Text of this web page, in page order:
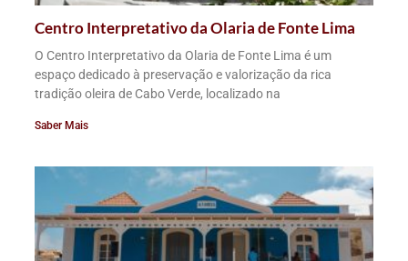
Centro Interpretativo da Olaria de Fonte Lima
O Centro Interpretativo da Olaria de Fonte Lima é um
espaço dedicado à preservação e valorização da rica
tradição oleira de Cabo Verde, localizado na
Saber Mais